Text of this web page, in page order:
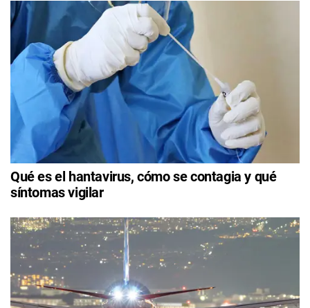
Qué es el hantavirus, cómo se contagia y qué
síntomas vigilar